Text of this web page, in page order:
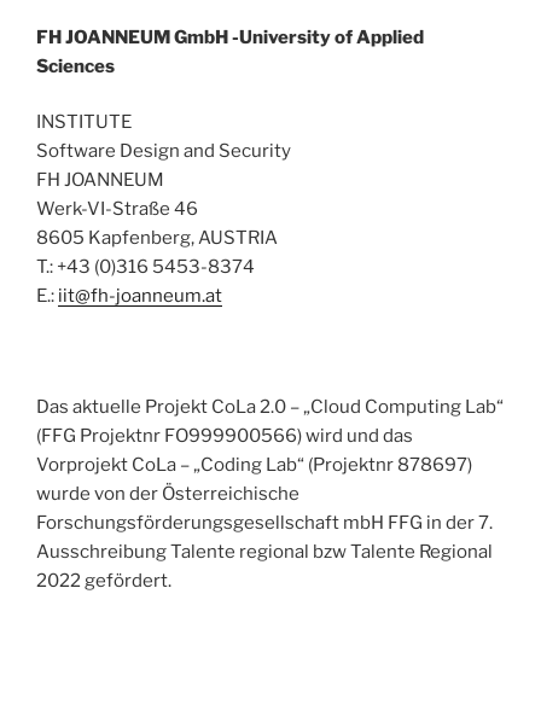
FHJOANNEUMGmbH-University of Applied
Sciences
INSTITUTE
Software Design and Security
FH JOANNEUM
Werk-VI-Straße 46
8605 Kapfenberg, AUSTRIA
T.: +43 (0)316 5453-8374
E.: iit@fh-joanneum.at
Das aktuelle Projekt CoLa 2.0 – „Cloud Computing Lab“
(FFG Projektnr FO999900566) wird und das
Vorprojekt CoLa – „Coding Lab“ (Projektnr 878697)
wurde von der Österreichische
Forschungsförderungsgesellschaft mbH FFG in der 7.
Ausschreibung Talente regional bzw Talente Regional
2022 gefördert.